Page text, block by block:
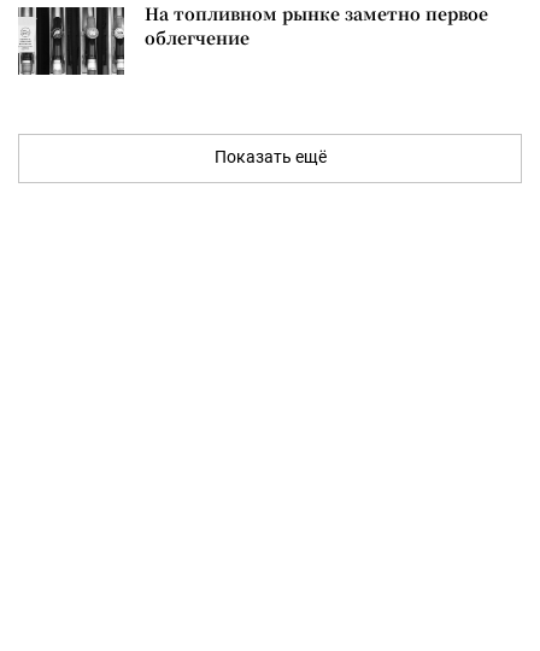
На топливном рынке заметно первое
облегчение
Показать ещё